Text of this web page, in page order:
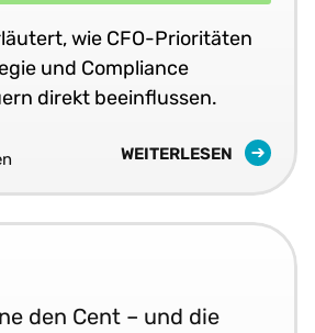
wie CFO-Prioritäten
und Compliance
direkt beeinflussen.
WEITERLESEN
den Cent – und die